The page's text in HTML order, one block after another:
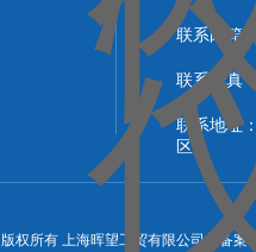
联系邮箱
联系传真
联系地址
区）
版权所有 上海晖望工贸有限公司 备案